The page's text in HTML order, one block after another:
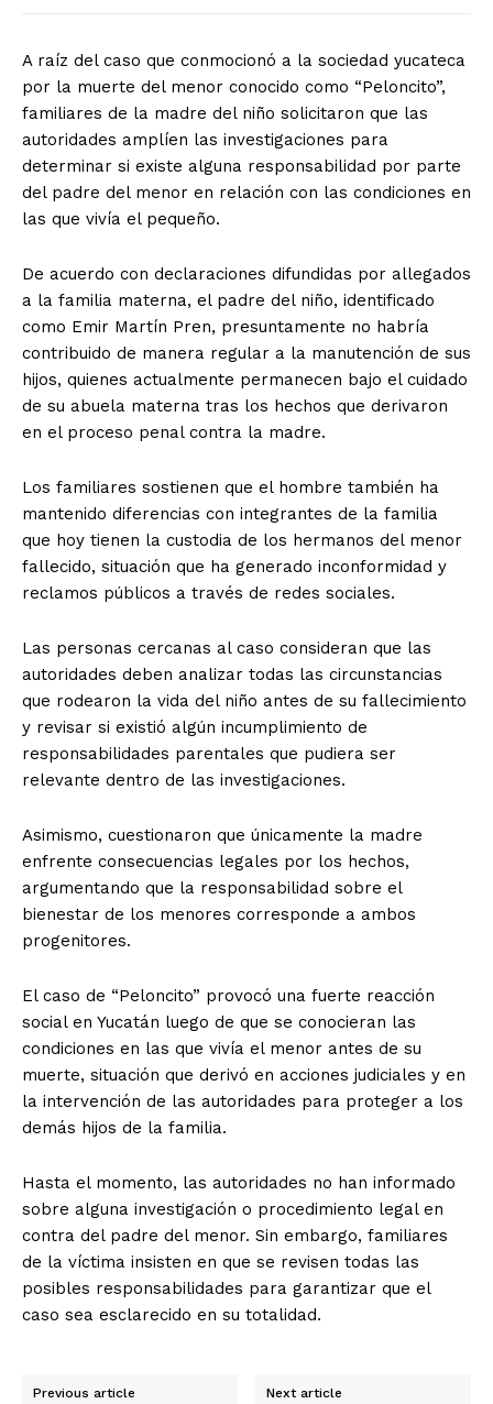
A raíz del caso que conmocionó a la sociedad yucateca
por la muerte del menor conocido como “Peloncito”,
familiares de la madre del niño solicitaron que las
autoridades amplíen las investigaciones para
determinar si existe alguna responsabilidad por parte
del padre del menor en relación con las condiciones en
las que vivía el pequeño.
De acuerdo con declaraciones difundidas por allegados
a la familia materna, el padre del niño, identificado
como Emir Martín Pren, presuntamente no habría
contribuido de manera regular a la manutención de sus
hijos, quienes actualmente permanecen bajo el cuidado
de su abuela materna tras los hechos que derivaron
en el proceso penal contra la madre.
Los familiares sostienen que el hombre también ha
mantenido diferencias con integrantes de la familia
que hoy tienen la custodia de los hermanos del menor
fallecido, situación que ha generado inconformidad y
reclamos públicos a través de redes sociales.
Las personas cercanas al caso consideran que las
autoridades deben analizar todas las circunstancias
que rodearon la vida del niño antes de su fallecimiento
y revisar si existió algún incumplimiento de
responsabilidades parentales que pudiera ser
relevante dentro de las investigaciones.
Asimismo, cuestionaron que únicamente la madre
enfrente consecuencias legales por los hechos,
argumentando que la responsabilidad sobre el
bienestar de los menores corresponde a ambos
progenitores.
El caso de “Peloncito” provocó una fuerte reacción
social en Yucatán luego de que se conocieran las
condiciones en las que vivía el menor antes de su
muerte, situación que derivó en acciones judiciales y en
la intervención de las autoridades para proteger a los
demás hijos de la familia.
Hasta el momento, las autoridades no han informado
sobre alguna investigación o procedimiento legal en
contra del padre del menor. Sin embargo, familiares
de la víctima insisten en que se revisen todas las
posibles responsabilidades para garantizar que el
caso sea esclarecido en su totalidad.
Previous article Next article